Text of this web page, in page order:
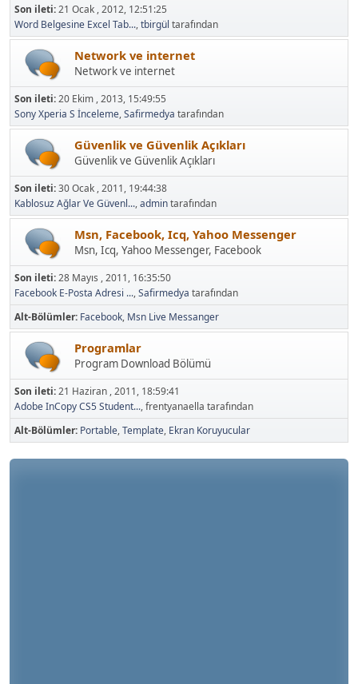
Son ileti:21 Ocak , 2012, 12:51:25
Word Belgesine Excel Tab...,tbirgül tarafından
Network ve internet
Network ve internet
Son ileti:20 Ekim , 2013, 15:49:55
Sony Xperia S İnceleme,Safirmedya tarafından
Güvenlik ve Güvenlik Açıkları
Güvenlik ve Güvenlik Açıkları
Son ileti:30 Ocak , 2011, 19:44:38
Kablosuz Ağlar Ve Güvenl...,admintarafından
Msn, Facebook, Icq, Yahoo Messenger
Msn, Icq, Yahoo Messenger, Facebook
Son ileti:28 Mayıs , 2011, 16:35:50
Facebook E-Posta Adresi ...,Safirmedya tarafından
Alt-Bölümler Facebook Msn Live Messanger
Programlar
Program Download Bölümü
Son ileti:21 Haziran , 2011, 18:59:41
Adobe InCopy CS5 Student..., frentyanaella tarafından
Alt-Bölümler Portable Template Ekran Koruyucular